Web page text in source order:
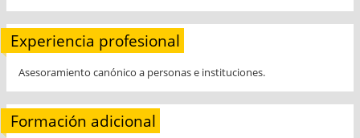
Experiencia profesional
Asesoramiento canónico a personas e instituciones.
Formación adicional